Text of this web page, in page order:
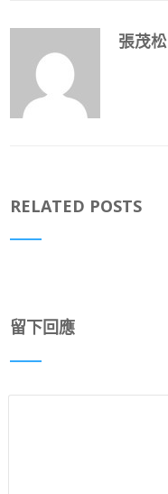
張茂松
RELATED POSTS
留下回應